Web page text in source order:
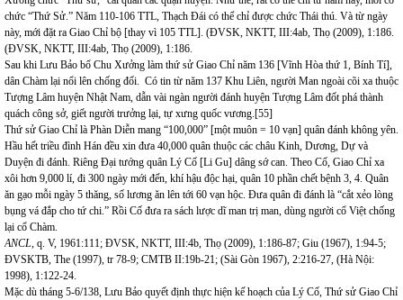
chức “Thứ Sử.” Năm 110-106 TTL, Thạch Đái có thể chỉ được chức Thái thú. Và từ ngày
này, mới đặt ra Giao Chỉ bộ [thay vì 105 TTL]. (ĐVSK, NKTT, III:4ab, Thọ (2009), 1:186.
(ĐVSK, NKTT, III:4ab, Thọ (2009), 1:186.
Sau khi Lưu Bảo bổ Chu Xưởng làm thứ sử Giao Chỉ năm 136 [Vĩnh Hòa thứ 1, Bính Tí],
dân Chàm lại nổi lên chống đối. Có tin từ năm 137 Khu Liên, người Man ngoài cõi xa thuộc
Tượng Lâm huyện Nhật Nam, dẫn vài ngàn người đánh huyện Tượng Lâm đốt phá thành
quách công sở, giết người trưởng lại, tự xưng quốc vương.[55]
Thứ sử Giao Chỉ là Phàn Diễn mang “100,000” [một muôn = 10 vạn] quân đánh không yên.
Hầu hết triều đình Hán đều xin đưa 40,000 quân thuộc các châu Kinh, Dương, Dự và
Duyện đi đánh. Riêng Đại tướng quân Lý Cố [Li Gu] dâng sớ can. Theo Cố, Giao Chỉ xa
xôi hơn 9,000 lí, đi 300 ngày mới đến, khí hậu độc hại, quân 10 phần chết bệnh 3, 4. Quân
ăn gạo mỗi ngày 5 thăng, số lương ăn lên tới 60 vạn hộc. Đưa quân đi đánh là “cắt xẻo lòng
bụng vá đắp cho tứ chi.” Rồi Cố đưa ra sách lược dĩ man trị man, dùng người cổ Việt chống
lại cổ Chàm.
ANCL, q. V, 1961:111; ĐVSK, NKTT, III:4b, Thọ (2009), 1:186-87; Giu (1967), 1:94-5;
ĐVSKTB, The (1997), tr 78-9; CMTB II:19b-21; (Sài Gòn 1967), 2:216-27, (Hà Nội:
1998), 1:122-24.
Mặc dù tháng 5-6/138, Lưu Bảo quyết định thực hiện kế hoạch của Lý Cố, Thứ sử Giao Chỉ